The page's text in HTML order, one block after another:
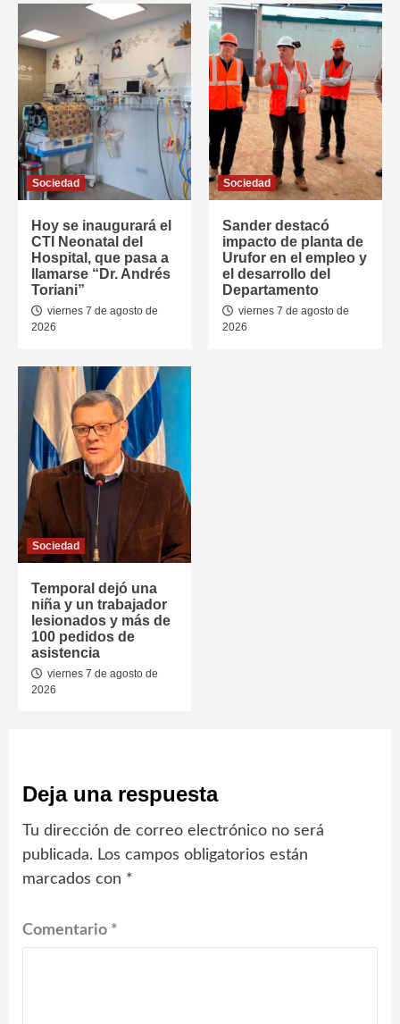
Sociedad
Hoy se inaugurará el
CTI Neonatal del
Hospital, que pasa a
llamarse “Dr. Andrés
Toriani”
viernes 7 de agosto de
2026
Sociedad
Sander destacó
impacto de planta de
Urufor en el empleo y
el desarrollo del
Departamento
viernes 7 de agosto de
2026
Sociedad
Temporal dejó una
niña y un trabajador
lesionados y más de
100 pedidos de
asistencia
viernes 7 de agosto de
2026
Deja una respuesta
Tu dirección de correo electrónico no será
publicada. Los campos obligatorios están
marcados con *
Comentario *